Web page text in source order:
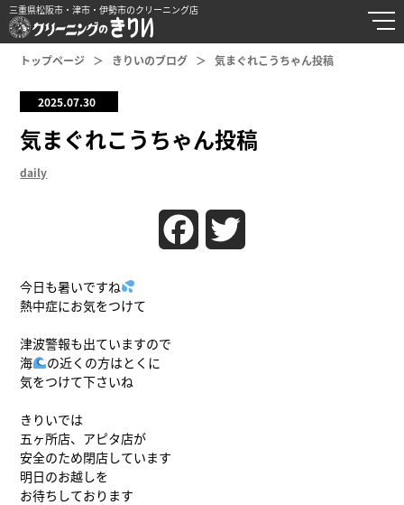
三重県松阪市・津市・伊勢市のクリーニング店
トップページ きりいのブログ 気まぐれこうちゃん投稿
2025.07.30
気まぐれこうちゃん投稿
daily
Facebook
今日も暑いですね
熱中症にお気をつけて
津波警報も出ていますので
海
の近くの方はとくに
気をつけて下さいね
きりいでは
五ヶ所店、アピタ店が
安全のため閉店しています
明日のお越しを
お待ちしております